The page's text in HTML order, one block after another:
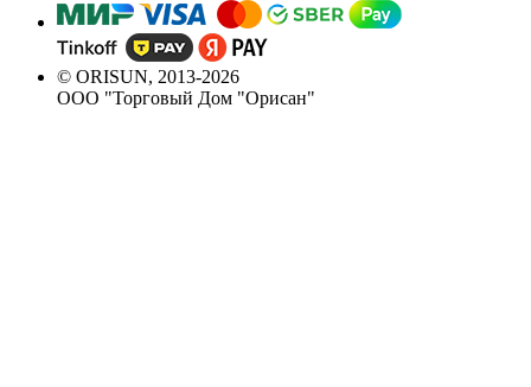
© ORISUN, 2013-2026
ООО "Торговый Дом "Орисан"